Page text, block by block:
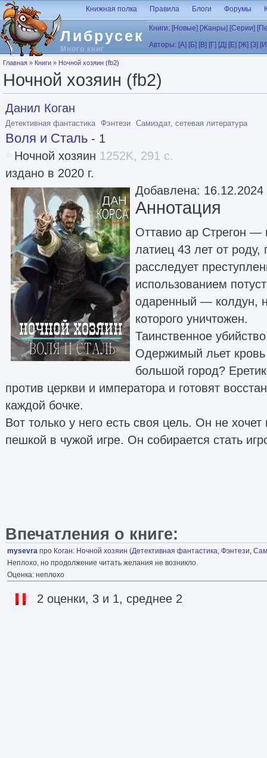
Перейти к основному содержанию
Либрусек
Много книг
Книжная полка Правила Блоги Форумы
Книги: [Новые] [Жанры] [Серии]
Авторы: [А] [Б] [В] [Г] [Д] [Е] [Ж] [З]
Вы здесь
Главная » Книги » Ночной хозяин (fb2)
Ночной хозяин (fb2)
Данил Коган
Детективная фантастика Фэнтези Самиздат, сетевая литература
Воля и Сталь - 1
Ночной хозяин 1252K, 291 с.
издано в 2020 г.
Добавлена: 16.12.2024
Аннотация
Оттавио ар Стрегон —
латиец 43 лет от роду,
расследует
использованием
одаренный — колдун,
которого уничтожен.
Таинственное
Одержимый льет
большой город?
против церкви и императора и готовят
каждой бочке.
Вот только у него есть своя цель. Он не
пешкой в чужой игре. Он собирается стать
Впечатления о книге:
mysevra про Коган: Ночной хозяин (Детективная фантастика, Фэнтези,
Неплохо, но продолжение читать желания не возникло.
Оценка: неплохо
2 оценки, 3 и 1, среднее 2